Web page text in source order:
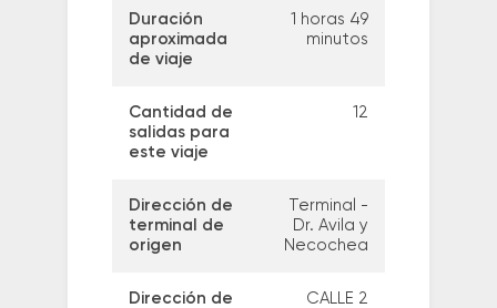
Duración
aproximada
de viaje
1 horas 49
minutos
Cantidad de
salidas para
este viaje
12
Dirección de
terminal de
origen
Terminal -
Dr. Avila y
Necochea
Dirección de CALLE 2